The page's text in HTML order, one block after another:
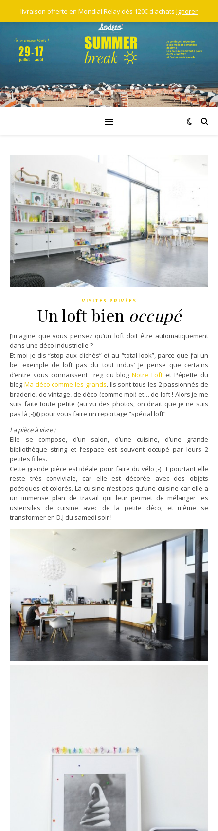
VISITES PRIVÉES
Un loft bien occupé
J’imagine que vous pensez qu’un loft doit être automatiquement
dans une déco industrielle ?
Et moi je dis “stop aux clichés” et au “total look”, parce que j’ai un
bel exemple de loft pas du tout indus’ Je pense que certains
d’entre vous connaissent Freg du blogNotre Loft et Pépette du
blog Ma déco comme les grands. Ils sont tous les 2 passionnés de
braderie, de vintage, de déco (comme moi) et… de loft ! Alors je me
suis faite toute petite (au vu des photos, on dirait que je ne suis
pas là ;-))))) pour vous faire un reportage “spécial loft”
La pièce à vivre :
Elle se compose, d’un salon, d’une cuisine, d’une grande
bibliothèque string et l’espace est souvent occupé par leurs 2
petites filles.
Cette grande pièce est idéale pour faire du vélo ;-) Et pourtant elle
reste très conviviale, car elle est décorée avec des objets
poétiques et colorés. La cuisine n’est pas qu’une cuisine car elle a
un immense plan de travail qui leur permet de mélanger les
ustensiles de cuisine avec de la petite déco, et même se
transformer en D.J du samedi soir !
livraison offerte en Mondial Relay dès 120€ d'achats Ignorer